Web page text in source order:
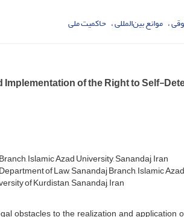
موانع بین‌المللی حاکمیت ملی
of the Right to Self-
Islamic Azad University, Sanandaj, Iran
of Law, Sanandaj Branch, Islamic
of Kurdistan, Sanandaj, Iran